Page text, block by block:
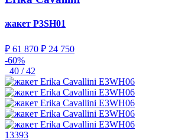
жакет P3SH01
₽ 61 870 ₽ 24 750
-60%
40 / 42
13393